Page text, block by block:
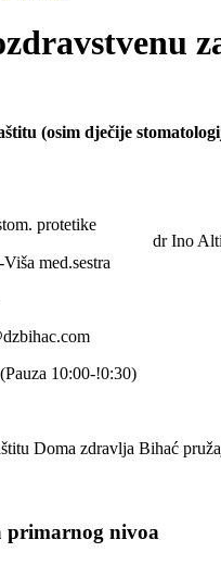
(osim dječije
protetike
med.sestra
10:00-!0:30)
dr Ino
Doma zdravlja Bihać
primarnog nivoa